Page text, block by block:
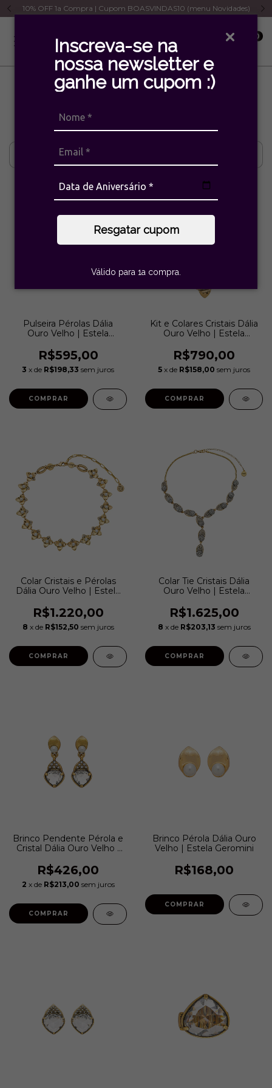
Inscreva-se na
nossa newsletter e
ganhe um cupom :)
Resgatar cupom
Válido para 1a compra.
10% OFF 1a Compra | Cupom BOASVINDAS10 (menu Novidades)
0
Início > Marcas > Estela Geromini > Dália
Pulseira Pérolas Dália
Ouro Velho | Estela
R$595,00
3 x de R$198,33 sem juros
COMPRAR
Kit e Colares Cristais Dália
Ouro Velho | Estela
R$790,00
5 x de R$158,00 sem juros
COMPRAR
Colar Cristais e Pérolas
Dália Ouro Velho | Estela
R$1.220,00
8 x de R$152,50 sem juros
COMPRAR
Colar Tie Cristais Dália
Ouro Velho | Estela
R$1.625,00
8 x de R$203,13 sem juros
COMPRAR
Brinco Pendente Pérola e
Cristal Dália Ouro Velho |
R$426,00
2 x de R$213,00 sem juros
COMPRAR
Brinco Pérola Dália Ouro
Velho | Estela Geromini
R$168,00
COMPRAR